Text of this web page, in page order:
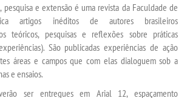
pesquisa e extensão é uma revista da Faculdade de
artigos inéditos de autores brasileiros
teóricos, pesquisas e reflexões sobre práticas
São publicadas experiências de ação
áreas e campos que com elas dialoguem sob a
e ensaios.
ser entregues em Arial 12, espaçamento